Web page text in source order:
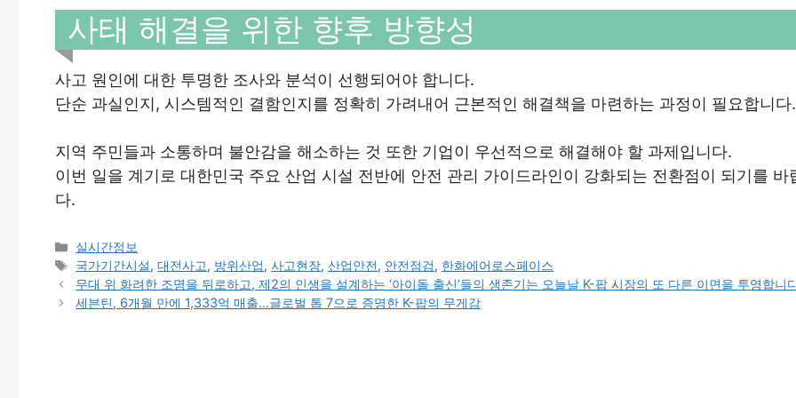
사태 해결을 위한 향후 방향성
사고 원인에 대한 투명한 조사와 분석이 선행되어야 합니다.
단순 과실인지, 시스템적인 결함인지를 정확히 가려내어 근본적인 해결책을 마련하는 과정이 필요합니다.
지역 주민들과 소통하며 불안감을 해소하는 것 또한 기업이 우선적으로 해결해야 할 과제입니다.
이번 일을 계기로 대한민국 주요 산업 시설 전반에 안전 관리 가이드라인이 강화되는 전환점이 되기를 바
다.
Categories
실시간정보
Tags
국가기간시설,대전사고, 방위산업,사고현장,산업안전, 안전점검, 한화에어로스페이스
무대 위 화려한 조명을 뒤로하고, 제2의 인생을 설계하는 ‘아이돌 출신’들의 생존기는 오늘날 K-팝 시장의 또 다른 이면을 투영합니
세븐틴, 6개월 만에 1,333억 매출…글로벌 톱 7으로 증명한 K-팝의 무게감